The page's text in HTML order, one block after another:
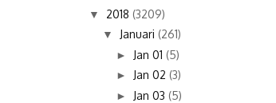
▼ 2018 (3209)
▼ Januari (261)
► Jan 01 (5)
► Jan 02 (3)
► Jan 03 (5)